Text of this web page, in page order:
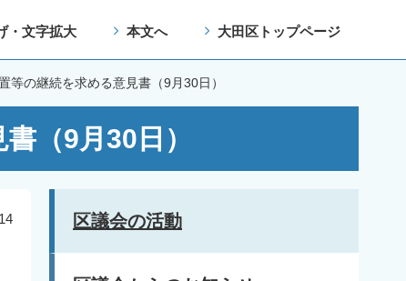
・文字拡大 本文へ 大田区トップページ
等の継続を求める意見書（9月30日）
（9月30日）
区議会の活動